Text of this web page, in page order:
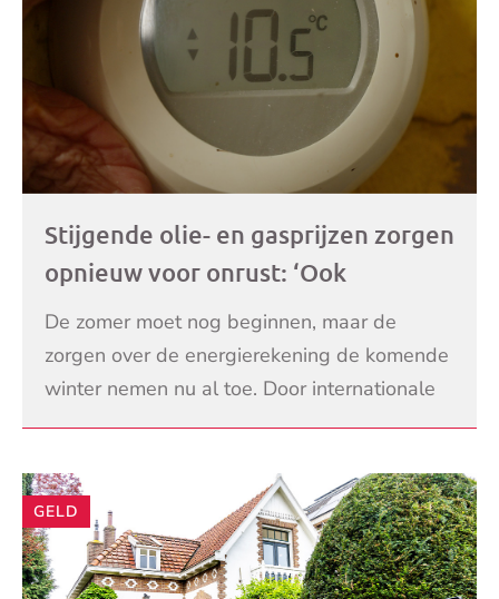
Stijgende olie- en gasprijzen zorgen
opnieuw voor onrust: ‘Ook
middeninkomens krijgen probleem
om de energierekening te betalen’
De zomer moet nog beginnen, maar de
zorgen over de energierekening de komende
winter nemen nu al toe. Door internationale
spanningen en onrust in het Midden-Oosten
LEES VERDER
GELD